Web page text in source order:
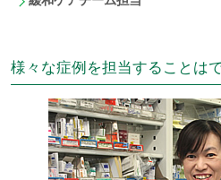
様々な症例を担当することは